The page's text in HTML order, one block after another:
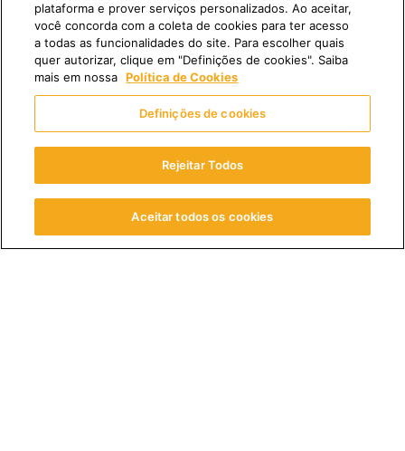
Fale Conosco
Oportunidade de Carreira
Pesquisar Vagas
plataforma e prover serviços personalizados. Ao aceitar,
você concorda com a coleta de cookies para ter acesso
a todas as funcionalidades do site. Para escolher quais
quer autorizar, clique em "Definições de cookies". Saiba
mais em nossa Política de Cookies
Definições de cookies
Rejeitar Todos
Aceitar todos os cookies